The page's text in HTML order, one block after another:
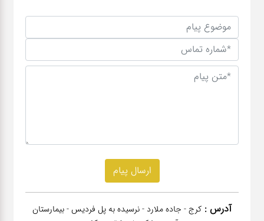
آدرس : کرج - جاده ملارد - نرسیده به پل فردیس - بیمارستان